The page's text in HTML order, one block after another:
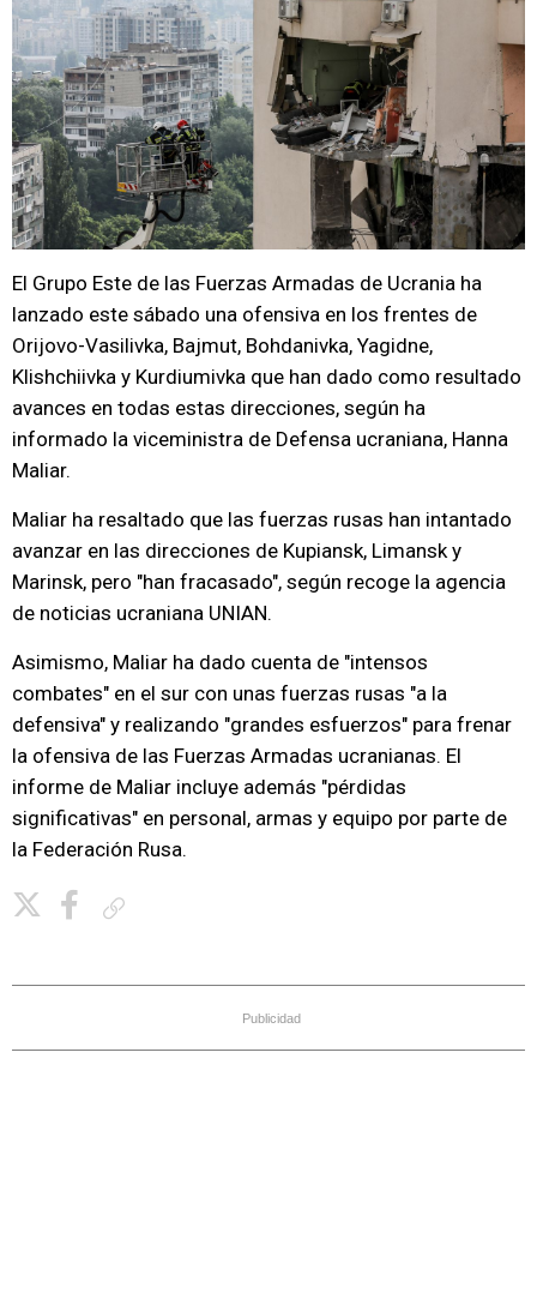
El Grupo Este de las Fuerzas Armadas de Ucrania ha
lanzado este sábado una ofensiva en los frentes de
Orijovo-Vasilivka, Bajmut, Bohdanivka, Yagidne,
Klishchiivka y Kurdiumivka que han dado como resultado
avances en todas estas direcciones, según ha
informado la viceministra de Defensa ucraniana, Hanna
Maliar.
Maliar ha resaltado que las fuerzas rusas han intantado
avanzar en las direcciones de Kupiansk, Limansk y
Marinsk, pero "han fracasado", según recoge la agencia
de noticias ucraniana UNIAN.
Asimismo, Maliar ha dado cuenta de "intensos
combates" en el sur con unas fuerzas rusas "a la
defensiva" y realizando "grandes esfuerzos" para frenar
la ofensiva de las Fuerzas Armadas ucranianas. El
informe de Maliar incluye además "pérdidas
significativas" en personal, armas y equipo por parte de
la Federación Rusa.
Publicidad